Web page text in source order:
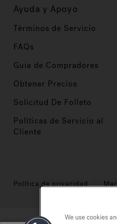
Ayuda y Apoyo
Términos de Servicio
FAQs
Guia de Compradores
Obtener Precios
Solicitud De Folleto
Políticas de Servicio al
Cliente
Política de privacidad
We use cookies